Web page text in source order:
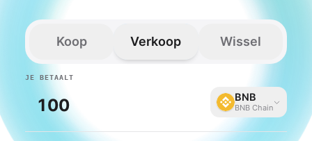
Koop Verkoop Wissel
JE BETAALT
BNB
BNB Chain